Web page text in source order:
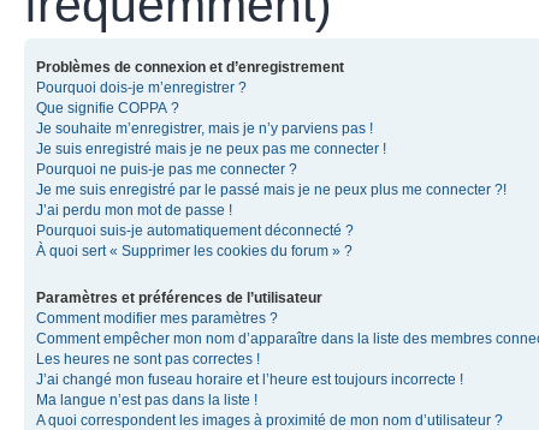
Problèmes de connexion et d’enregistrement
Pourquoi dois-je m’enregistrer ?
Que signifie COPPA ?
Je souhaite m’enregistrer, mais je n’y parviens pas !
Je suis enregistré mais je ne peux pas me connecter !
Pourquoi ne puis-je pas me connecter ?
Je me suis enregistré par le passé mais je ne peux plus me connecter ?!
J’ai perdu mon mot de passe !
Pourquoi suis-je automatiquement déconnecté ?
À quoi sert « Supprimer les cookies du forum » ?
Paramètres et préférences de l’utilisateur
Comment modifier mes paramètres ?
Comment empêcher mon nom d’apparaître dans la liste des membres
Les heures ne sont pas correctes !
J’ai changé mon fuseau horaire et l’heure est toujours incorrecte !
Ma langue n’est pas dans la liste !
A quoi correspondent les images à proximité de mon nom d’utilisateur ?